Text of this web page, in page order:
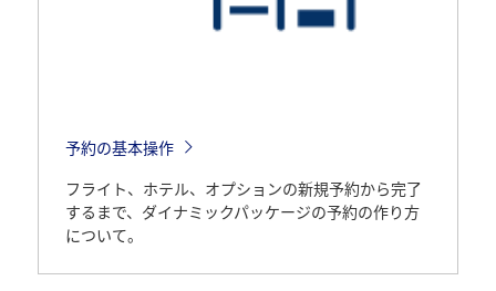
予約の基本操作
フライト、ホテル、オプションの新規予約から完了
するまで、ダイナミックパッケージの予約の作り方
について。